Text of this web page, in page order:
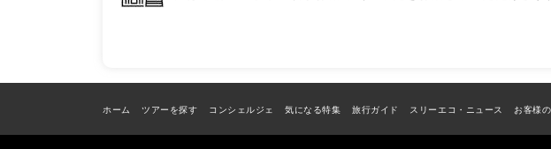
ホーム ツアーを探す コンシェルジェ 気になる特集 旅行ガイド スリーエコ・ニュース お客様